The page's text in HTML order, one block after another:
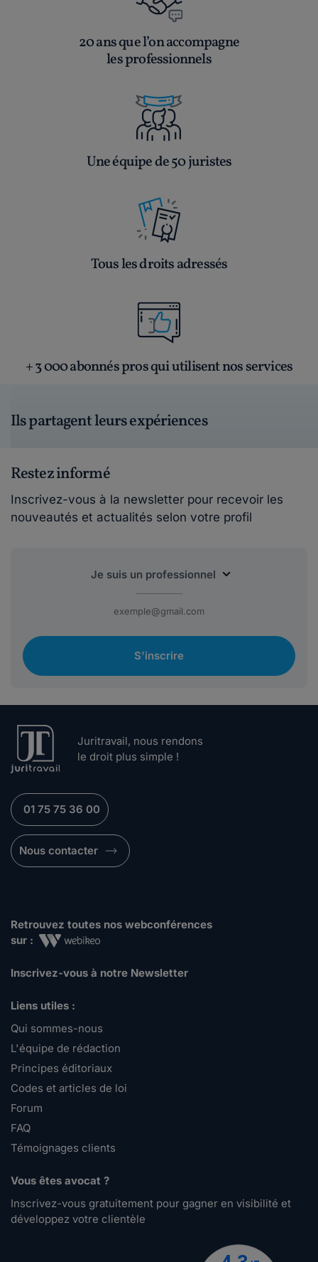
20 ans que l’on accompagne
les professionnels
Une équipe de 50 juristes
Tous les droits adressés
+ 3 000 abonnés pros qui utilisent nos services
Ils partagent leurs expériences
Restez informé
Inscrivez-vous à la newsletter pour recevoir les
nouveautés et actualités selon votre profil
S'inscrire
Juritravail, nous rendons
le droit plus simple !
01 75 75 36 00
Nous contacter
Retrouvez toutes nos webconférences
sur :
Inscrivez-vous à notre Newsletter
Liens utiles :
Qui sommes-nous
L'équipe de rédaction
Principes éditoriaux
Codes et articles de loi
Forum
FAQ
Témoignages clients
Vous êtes avocat ?
Inscrivez-vous gratuitement pour gagner en visibilité et
développez votre clientèle